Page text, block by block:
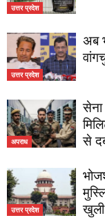
उत्तर प्रदेश
उत्तर प्रदेश
अब
अपराध
सेना
से
उत्तर प्रदेश